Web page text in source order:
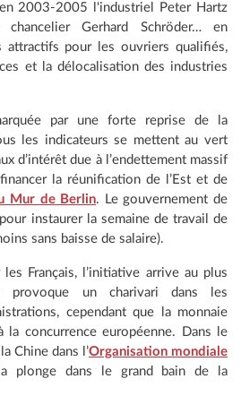
2003-2005 l'industriel Peter Hartz
Gerhard Schröder… en
attractifs pour les ouvriers qualifiés,
et la délocalisation des industries
par une forte reprise de la
les indicateurs se mettent au vert
d’intérêt due à l’endettement massif
la réunification de l’Est et de
Mur de Berlin. Le gouvernement de
instaurer la semaine de travail de
sans baisse de salaire).
Français, l’initiative arrive au plus
provoque un charivari dans les
cependant que la monnaie
la concurrence européenne. Dans le
Chine dans l’Organisation mondiale
plonge dans le grand bain de la